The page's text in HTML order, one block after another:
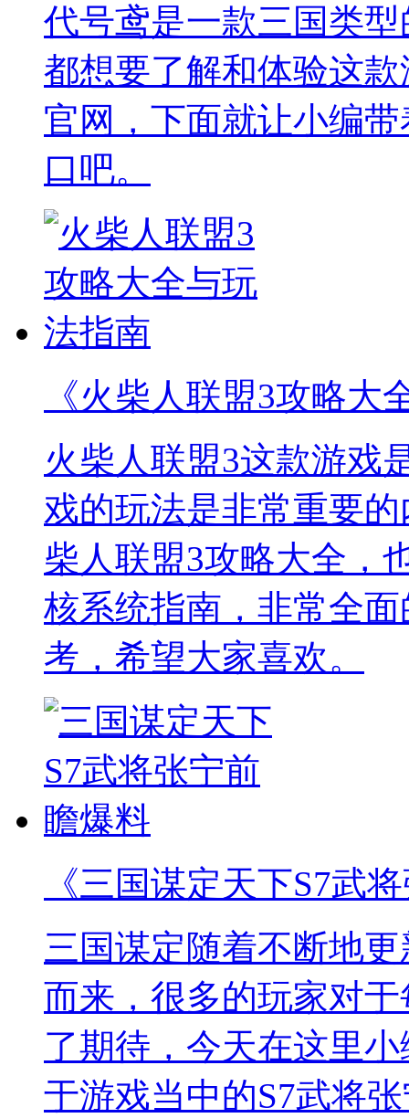
代号鸢是一款三国类
都想要了解和体验这
官网，下面就让小编
口吧。
《火柴人联盟3攻略大
火柴人联盟3这款游戏
戏的玩法是非常重要
柴人联盟3攻略大全，
核系统指南，非常全
考，希望大家喜欢。
《三国谋定天下S7武
三国谋定随着不断地
而来，很多的玩家对
了期待，今天在这里
于游戏当中的S7武将